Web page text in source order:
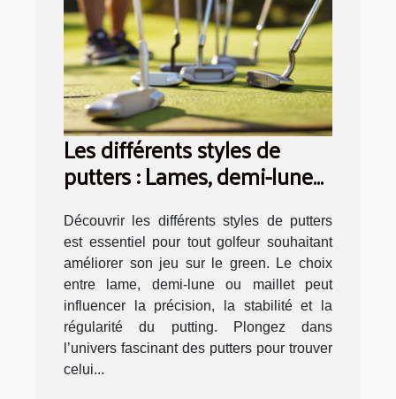
Les différents styles de
putters : Lames, demi-lunes,
et maillets
Découvrir les différents styles de putters
est essentiel pour tout golfeur souhaitant
améliorer son jeu sur le green. Le choix
entre lame, demi-lune ou maillet peut
influencer la précision, la stabilité et la
régularité du putting. Plongez dans
l’univers fascinant des putters pour trouver
celui...